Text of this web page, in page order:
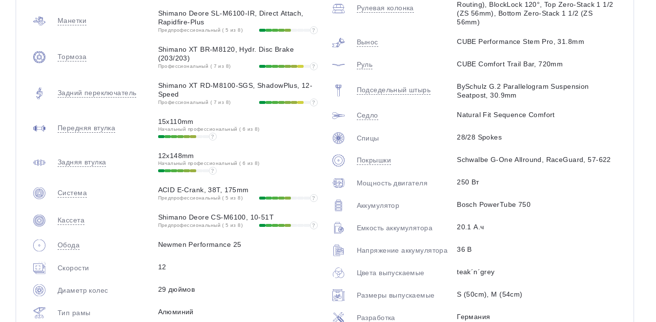
Манетки
Shimano Deore SL-M6100-IR, Direct Attach,
Rapidfire-Plus
Предпрофессиональный ( 5 из 8) ?
Тормоза
Shimano XT BR-M8120, Hydr. Disc Brake
(203/203)
Профессиональный ( 7 из 8) ?
Задний переключатель
Shimano XT RD-M8100-SGS, ShadowPlus, 12-
Speed
Профессиональный ( 7 из 8) ?
Передняя втулка
15x110mm
Начальный профессиональный ( 6 из 8)
?
Задняя втулка
12x148mm
Начальный профессиональный ( 6 из 8)
?
Система ACID E-Crank, 38T, 175mm
Предпрофессиональный ( 5 из 8) ?
Кассета Shimano Deore CS-M6100, 10-51T
Предпрофессиональный ( 5 из 8) ?
Обода Newmen Performance 25
Скорости 12
Диаметр колес 29 дюймов
Тип рамы Алюминий
Рулевая колонка
Routing), BlockLock 120°, Top Zero-Stack 1 1/2
(ZS 56mm), Bottom Zero-Stack 1 1/2 (ZS
56mm)
Вынос CUBE Performance Stem Pro, 31.8mm
Руль CUBE Comfort Trail Bar, 720mm
Подседельный штырь
BySchulz G.2 Parallelogram Suspension
Seatpost, 30.9mm
Седло Natural Fit Sequence Comfort
Спицы 28/28 Spokes
Покрышки Schwalbe G-One Allround, RaceGuard, 57-622
Мощность двигателя 250 Вт
Аккумулятор Bosch PowerTube 750
Емкость аккумулятора 20.1 А.ч
Напряжение аккумулятора 36 В
Цвета выпускаемые teak´n´grey
Размеры выпускаемые S (50cm), M (54cm)
Разработка Германия